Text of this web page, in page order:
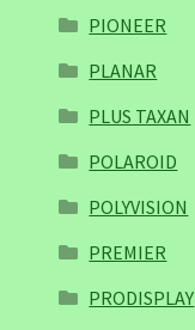
PIONEER
PLANAR
PLUS TAXAN
POLAROID
POLYVISION
PREMIER
PRODISPLAY